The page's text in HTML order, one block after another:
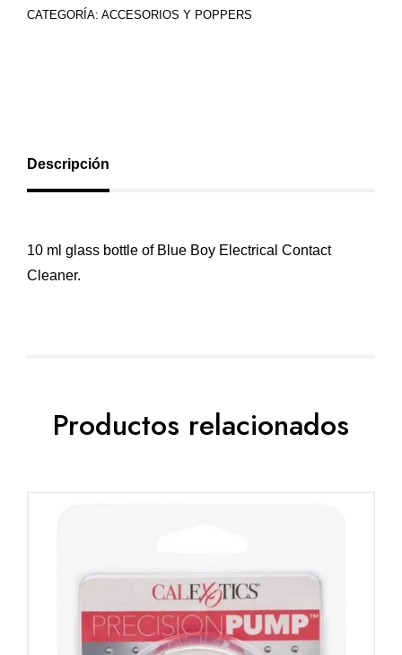
CATEGORÍA: ACCESORIOS Y POPPERS
Descripción
10 ml glass bottle of Blue Boy Electrical Contact
Cleaner.
Productos relacionados